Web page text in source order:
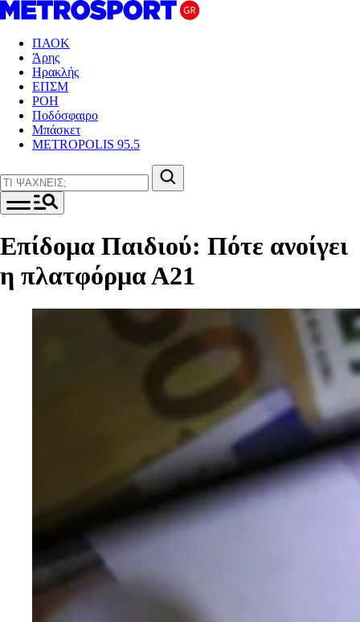
ΠΑΟΚ
Άρης
Ηρακλής
ΕΠΣΜ
ΡΟΗ
Ποδόσφαιρο
Μπάσκετ
METROPOLIS 95.5
Επίδομα Παιδιού: Πότε ανοίγει
η πλατφόρμα Α21